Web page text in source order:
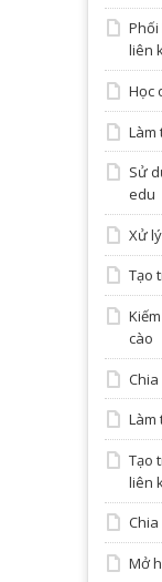
liên
Học
Làm
Sử
edu
Xử
Tạo
cào
Làm
Tạo
liên
Mở